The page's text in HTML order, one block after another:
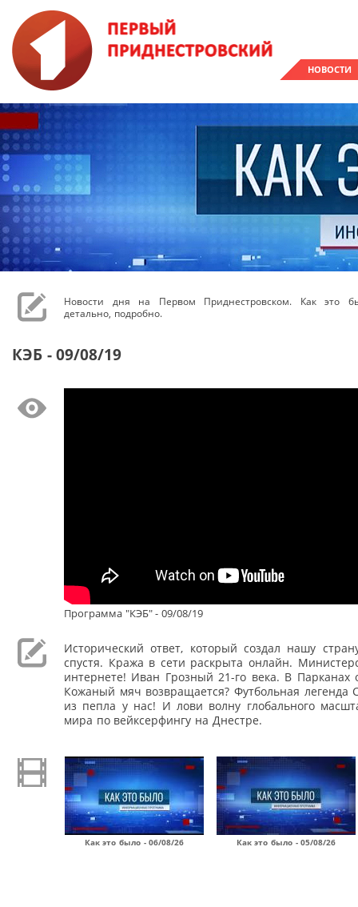
НОВОСТИ
Новости дня на Первом Приднестровском. Как это
детально, подробно.
КЭБ - 09/08/19
Программа "КЭБ" - 09/08/19
Исторический ответ, который создал нашу
спустя. Кража в сети раскрыта онлайн.
интернете! Иван Грозный 21-го века. В Парканах
Кожаный мяч возвращается? Футбольная легенда
из пепла у нас! И лови волну глобального
мира по вейксерфингу на Днестре.
Как это было - 06/08/26 Как это было - 05/08/26